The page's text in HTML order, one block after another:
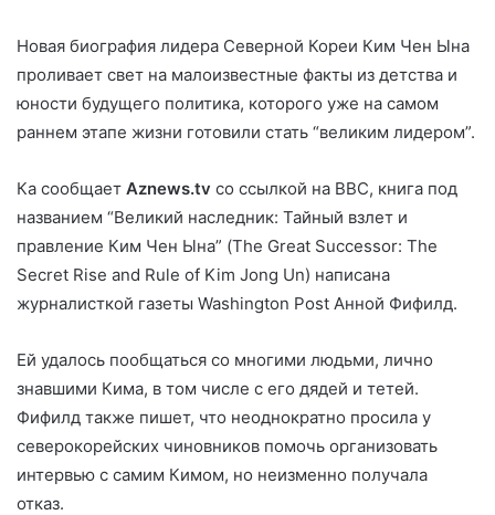
Новая биография лидера Северной Кореи Ким Чен Ына
проливает свет на малоизвестные факты из детства и
юности будущего политика, которого уже на самом
раннем этапе жизни готовили стать “великим лидером”.
Ка сообщает Aznews.tv со ссылкой на BBC, книга под
названием “Великий наследник: Тайный взлет и
правление Ким Чен Ына” (The Great Successor: The
Secret Rise and Rule of Kim Jong Un) написана
журналисткой газеты Washington Post Анной Фифилд.
Ей удалось пообщаться со многими людьми, лично
знавшими Кима, в том числе с его дядей и тетей.
Фифилд также пишет, что неоднократно просила у
северокорейских чиновников помочь организовать
интервью с самим Кимом, но неизменно получала
отказ.